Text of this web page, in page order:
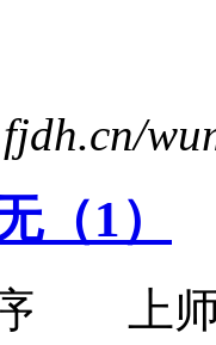
（1）
序 上